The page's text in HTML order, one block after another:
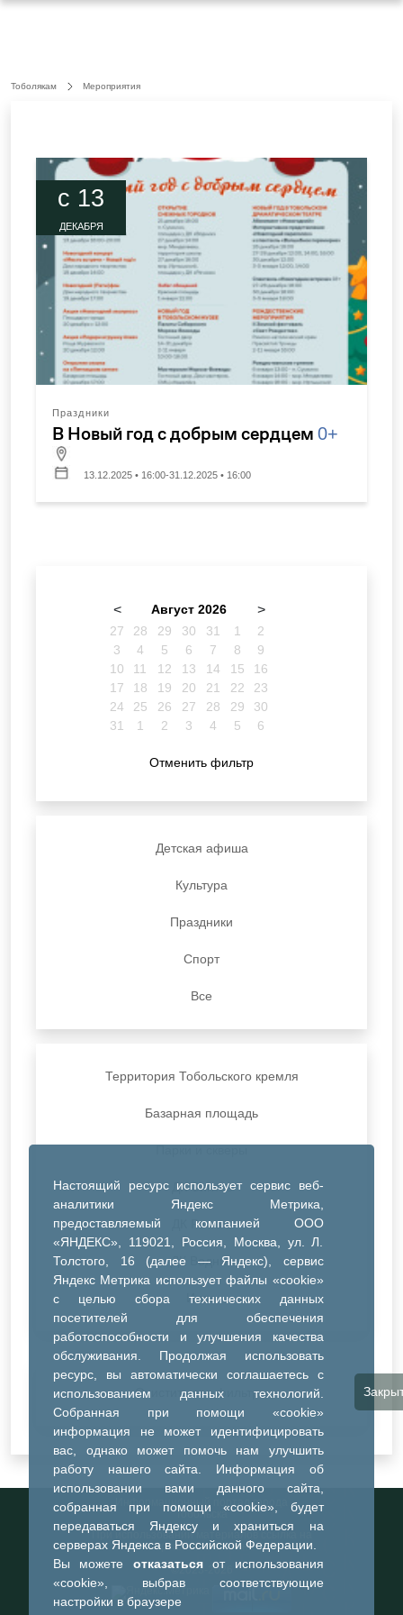
Настоящий ресурс использует сервис веб-
аналитики Яндекс Метрика,
предоставляемый компанией ООО
«ЯНДЕКС», 119021, Россия, Москва, ул. Л.
Толстого, 16 (далее — Яндекс), сервис
Яндекс Метрика использует файлы «cookie»
с целью сбора технических данных
посетителей для обеспечения
работоспособности и улучшения качества
обслуживания. Продолжая использовать
ресурс, вы автоматически соглашаетесь с
использованием данных технологий.
Собранная при помощи «cookie»
информация не может идентифицировать
вас, однако может помочь нам улучшить
работу нашего сайта. Информация об
использовании вами данного сайта,
собранная при помощи «cookie», будет
передаваться Яндексу и храниться на
серверах Яндекса в Российской Федерации.
Вы можете отказатьсяот использования
«cookie», выбрав соответствующие
настройки в браузере
Тоболякам Мероприятия
c 13
ДЕКАБРЯ
Праздники
В Новый год с добрым сердцем 0+
13.12.2025 • 16:00-31.12.2025 • 16:00
< Август 2026 >
27 28 29 30 31 1
2
3
4 5 6 7 8
9
10
11 12 13 14 15
16
17
18 19 20 21 22
23
24
25 26 27 28 29
30
31
1 2 3 4 5 6
Отменить фильтр
Детская афиша
Культура
Праздники
Спорт
Все
Территория Тобольского кремля
Базарная площадь
ДК Синтез
ДК Речник
ДК Водник
Иное
Очистить все фильтры
Информационный портал города
Тобольска
При использовании материалов ссылка на
портал обязательна
©2023-2026